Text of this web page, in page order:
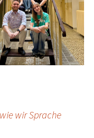
wir Sprache